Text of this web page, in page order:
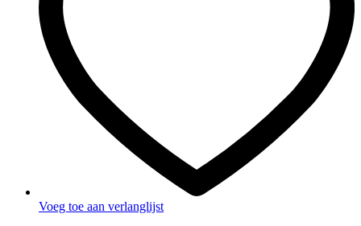
Voeg toe aan verlanglijst